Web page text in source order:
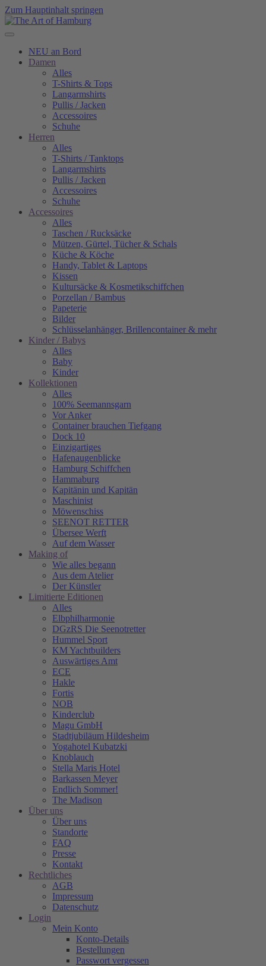
Zum Hauptinhalt springen
NEU an Bord
Damen
Alles
T-Shirts & Tops
Langarmshirts
Pullis / Jacken
Accessoires
Schuhe
Herren
Alles
T-Shirts / Tanktops
Langarmshirts
Pullis / Jacken
Accessoires
Schuhe
Accessoires
Alles
Taschen / Rucksäcke
Mützen, Gürtel, Tücher & Schals
Küche & Köche
Handy, Tablet & Laptops
Kissen
Kultursäcke & Kosmetikschiffchen
Porzellan / Bambus
Papeterie
Bilder
Schlüsselanhänger, Brillencontainer & mehr
Kinder / Babys
Alles
Baby
Kinder
Kollektionen
Alles
100% Seemannsgarn
Vor Anker
Container brauchen Tiefgang
Dock 10
Einzigartiges
Hafenaugen­blicke
Hamburg Schiffchen
Hammaburg
Kapitänin und Kapitän
Maschinist
Möwenschiss
SEENOT RETTER
Übersee Werft
Auf dem Wasser
Making of
Wie alles begann
Aus dem Atelier
Der Künstler
Limitierte Editionen
Alles
Elbphilharmonie
DGzRS Die Seenotretter
Hummel Sport
KM Yachtbuilders
Auswärtiges Amt
ECE
Hakle
Fortis
NOB
Kinderclub
Magu GmbH
Stadtjubiläum Hildesheim
Yogahotel Kubatzki
Knoblauch
Stella Maris Hotel
Barkassen Meyer
Endlich Sommer!
The Madison
Über uns
Über uns
Standorte
FAQ
Presse
Kontakt
Rechtliches
AGB
Impressum
Datenschutz
Login
Mein Konto
Konto-Details
Bestellungen
Passwort vergessen